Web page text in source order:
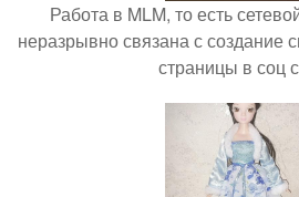
Работа в MLM, то есть
неразрывно связана с создание
страницы в соц